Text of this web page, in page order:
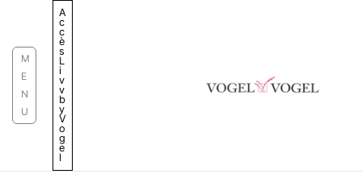
M
E
N
U
A
c
c
è
s
L
i
v
v
b
y
V
o
g
e
l